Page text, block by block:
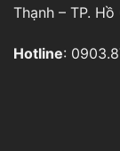
Thạnh – TP.
Hotline: